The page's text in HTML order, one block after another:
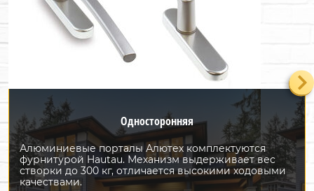
Односторонняя
Алюминиевые порталы Алютех комплектуются
фурнитурой Hautau. Механизм выдерживает вес
створки до 300 кг, отличается высокими ходовыми
качествами.